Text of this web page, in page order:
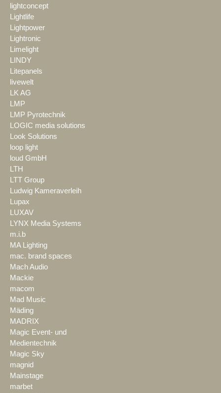
lightconcept
Lightlife
Lightpower
Lightronic
Limelight
LINDY
Litepanels
livewelt
LK AG
LMP
LMP Pyrotechnik
LOGIC media solutions
Look Solutions
loop light
loud GmbH
LTH
LTT Group
Ludwig Kameraverleih
Lupax
LUXAV
LYNX Media Systems
m.i.b
MA Lighting
mac. brand spaces
Mach Audio
Mackie
macom
Mad Music
Mäding
MADRIX
Magic Event- und
Medientechnik
Magic Sky
magnid
Mainstage
marbet